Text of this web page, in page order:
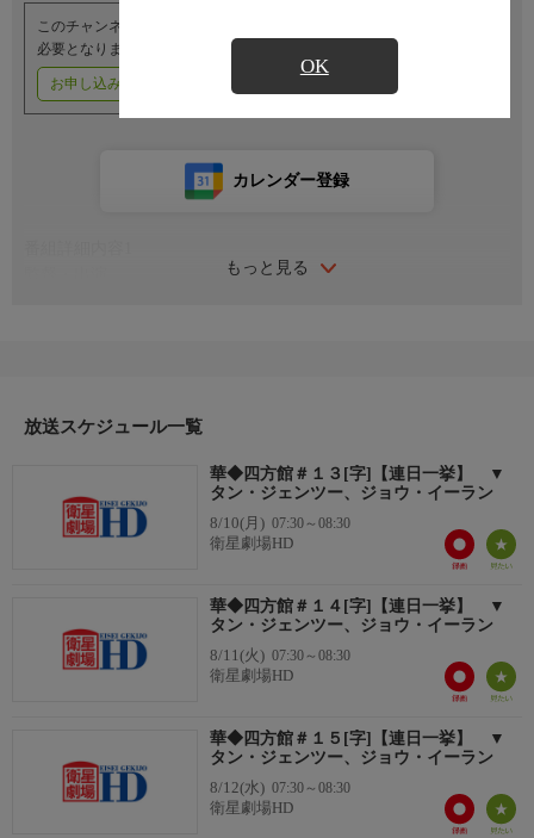
OK
このチャンネルのご視聴には、オプションチャンネル(有料)のご契約が
必要となります。
お申し込みはこちら
もっと見る
カレンダー登録
ジョウ・イーラン（周依然）
カン・チンズー（●清子）
番組内容
◆中国ドラマ アンコール放送◆
タン・ジェンツー×ジョウ・イーラン 次世代を担う最旬俳優の強
物語の軸となるのは、主人公の両親の死の真相にも迫る予測不可
能なミステリー、爽快に描かれるラブロマンス、そして理想を胸
に成長していく若き志士たちの姿。ジャンルを超えて広がる物語
【あらすじ】
大雍の首都・長楽にある「四方館」は、各地から訪れる人々を管
理する特設機関。そんな四方館を自由に出入りする酒好きな特別
放送スケジュール一覧
華◆四方館＃１３[字]【連日一挙】 ▼
タン・ジェンツー、ジョウ・イーラン
8/10(月) 07:30～08:30
衛星劇場HD
華◆四方館＃１４[字]【連日一挙】 ▼
タン・ジェンツー、ジョウ・イーラン
8/11(火) 07:30～08:30
衛星劇場HD
華◆四方館＃１５[字]【連日一挙】 ▼
タン・ジェンツー、ジョウ・イーラン
8/12(水) 07:30～08:30
衛星劇場HD